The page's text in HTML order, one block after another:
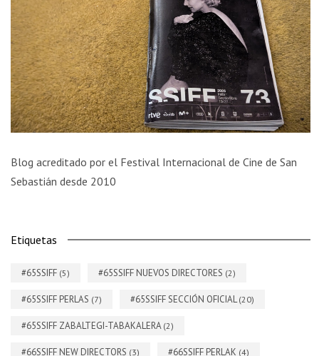
Blog acreditado por el Festival Internacional de Cine de San
Sebastián desde 2010
Etiquetas
#65SSIFF (5) #65SSIFF NUEVOS DIRECTORES (2)
#65SSIFF PERLAS (7) #65SSIFF SECCIÓN OFICIAL(20)
#65SSIFF ZABALTEGI-TABAKALERA (2)
#66SSIFF NEW DIRECTORS (3) #66SSIFF PERLAK (4)